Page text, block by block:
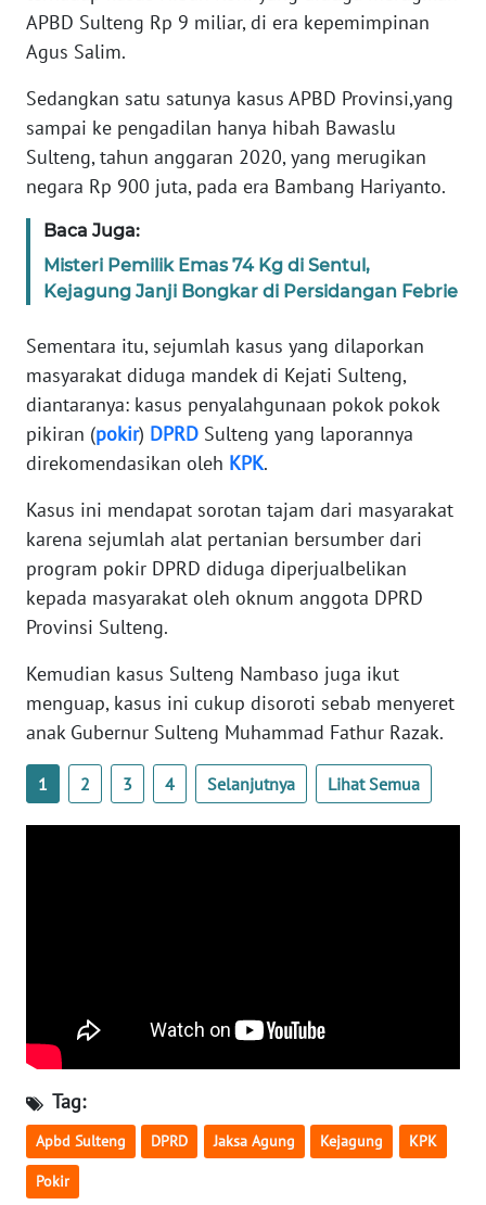
APBD Sulteng Rp 9 miliar, di era kepemimpinan
Agus Salim.
Sedangkan satu satunya kasus APBD Provinsi,yang
sampai ke pengadilan hanya hibah Bawaslu
Sulteng, tahun anggaran 2020, yang merugikan
negara Rp 900 juta, pada era Bambang Hariyanto.
Baca Juga:
Misteri Pemilik Emas 74 Kg di Sentul,
Kejagung Janji Bongkar di Persidangan Febrie
Sementara itu, sejumlah kasus yang dilaporkan
masyarakat diduga mandek di Kejati Sulteng,
diantaranya: kasus penyalahgunaan pokok pokok
pikiran (pokir) DPRD Sulteng yang laporannya
direkomendasikan oleh KPK.
Kasus ini mendapat sorotan tajam dari masyarakat
karena sejumlah alat pertanian bersumber dari
program pokir DPRD diduga diperjualbelikan
kepada masyarakat oleh oknum anggota DPRD
Provinsi Sulteng.
Kemudian kasus Sulteng Nambaso juga ikut
menguap, kasus ini cukup disoroti sebab menyeret
anak Gubernur Sulteng Muhammad Fathur Razak.
1 2 3 4 Selanjutnya Lihat Semua
Tag:
Apbd Sulteng DPRD Jaksa Agung Kejagung KPK
Pokir
WN
PAPUA
WN
PAPUA
BARAT
RIAU
WN
WN
JAMBI
WN
WN
WN
SULTENG
WN
SULBAR
BABEL
WN
BENGKULU
WN
LAMPUNG
WN
JATENG